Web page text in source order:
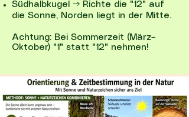
Südhalbkugel → Richte die "12" auf
die Sonne, Norden liegt in der Mitte.
Achtung: Bei Sommerzeit (März–
Oktober) "1" statt "12" nehmen!